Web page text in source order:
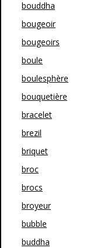
bouddha
bougeoir
bougeoirs
boule
boulesphère
bouquetière
bracelet
brezil
briquet
broc
brocs
broyeur
bubble
buddha